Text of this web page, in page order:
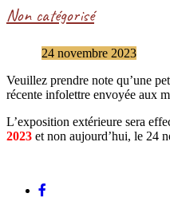
Non catégorisé
24 novembre 2023
Veuillez prendre note qu’une
récente infolettre envoyée aux
L’exposition extérieure sera
2023 et non aujourd’hui, le 24